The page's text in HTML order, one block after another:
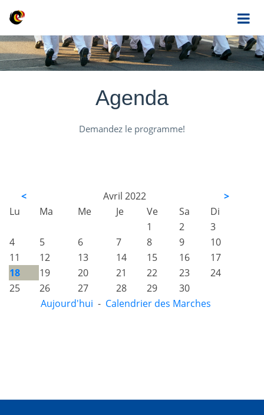
Agenda
Demandez le programme!
< Avril 2022
>
Lu
Ma Me Je Ve Sa
Di
1
2
3
4
5 6 7 8 9
10
11
12 13 14 15 16
17
18
19 20 21 22 23
24
25
26 27 28 29
30
Aujourd'hui - Calendrier des Marches